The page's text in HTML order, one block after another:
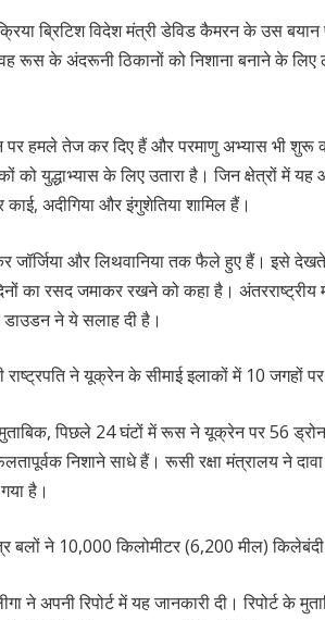
ब्रिटिश विदेश मंत्री डेविड कैमरन के उस
रूस के अंदरूनी ठिकानों को निशाना बनाने के लिए
हमले तेज कर दिए हैं और परमाणु अभ्यास भी शुरू
को युद्धाभ्यास के लिए उतारा है। जिन क्षेत्रों में यह
काई, अदीगिया और इंगुशेतिया शामिल हैं।
और लिथवानिया तक फैले हुए हैं। इसे देखते
का रसद जमाकर रखने को कहा है। अंतरराष्ट्रीय
ने ये सलाह दी है।
राष्ट्रपति ने यूक्रेन के सीमाई इलाकों में 10 जगहों
पिछले 24 घंटों में रूस ने यूक्रेन पर 56
निशाने साधे हैं। रूसी रक्षा मंत्रालय ने
है।
ने 10,000 किलोमीटर (6,200 मील) किलेबंदी
ने अपनी रिपोर्ट में यह जानकारी दी। रिपोर्ट के